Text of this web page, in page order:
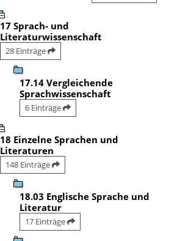
17 Sprach- und
Literaturwissenschaft
28 Einträge
17.14 Vergleichende
Sprachwissenschaft
6 Einträge
18 Einzelne Sprachen und
Literaturen
148 Einträge
18.03 Englische Sprache und
Literatur
17 Einträge